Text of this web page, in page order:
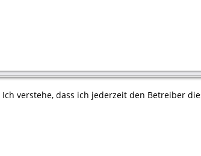
verstehe, dass ich jederzeit den Betreiber